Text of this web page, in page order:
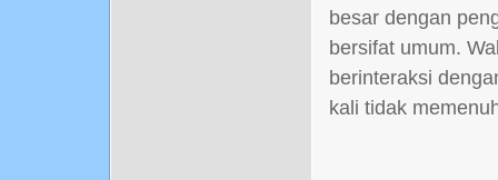
besar dengan
bersifat umum.
berinteraksi
kali tidak